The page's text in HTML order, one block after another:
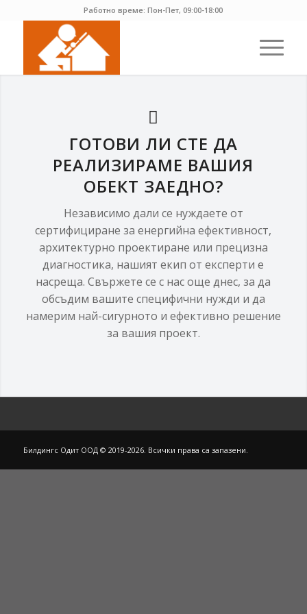
Работно време: Пон-Пет, 09:00-18:00
ГОТОВИ ЛИ СТЕ ДА
РЕАЛИЗИРАМЕ ВАШИЯ
ОБЕКТ ЗАЕДНО?
Независимо дали се нуждаете от
сертифициране за енергийна ефективност,
архитектурно проектиране или прецизна
диагностика, нашият екип от експерти е
насреща. Свържете се с нас още днес, за да
обсъдим вашите специфични нужди и да
намерим най-сигурното и ефективно решение
за вашия проект.
Билдингс Одит ООД © 2019-2026. Всички права са запазени.